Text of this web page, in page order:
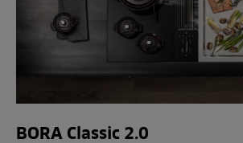
BORA Classic 2.0